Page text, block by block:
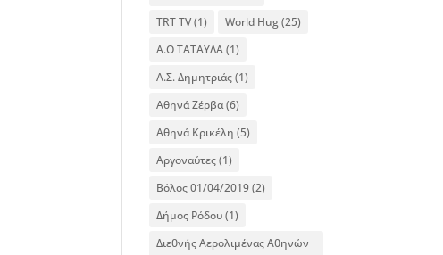
TRT TV(1) World Hug(25)
Α.Ο ΤΑΤΑΥΛΑ(1)
Α.Σ. Δημητριάς(1)
Αθηνά Ζέρβα(6)
Αθηνά Κρικέλη (5)
Αργοναύτες(1)
Βόλος 01/04/2019(2)
Δήμος Ρόδου(1)
Διεθνής Αερολιμένας Αθηνών